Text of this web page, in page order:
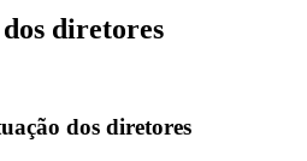
diretores
dos diretores